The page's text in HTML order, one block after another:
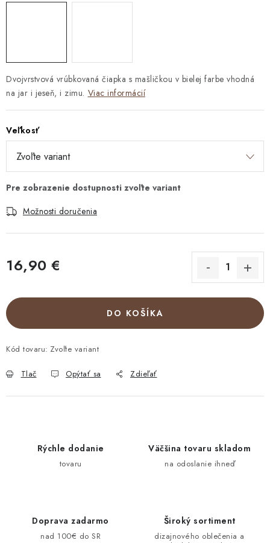
Dvojvrstvová vrúbkovaná čiapka s mašličkou v bielej farbe vhodná
na jar i jeseň, i zimu. Viac informácií
Veľkosť
Možnosti doručenia
16,90 €
DO KOŠÍKA
Kód tovaru: Zvoľte variant
Tlač Opýtať sa Zdieľať
Rýchle dodanie
tovaru
Väčšina tovaru skladom
na odoslanie ihneď
Doprava zadarmo
nad 100€ do SR
Široký sortiment
dizajnového oblečenia a